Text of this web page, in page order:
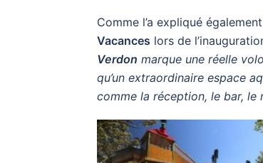
Comme l’a expliqué également
Vacances lors de
Verdon marque une réelle
qu’un extraordinaire espace
comme la réception, le bar, le